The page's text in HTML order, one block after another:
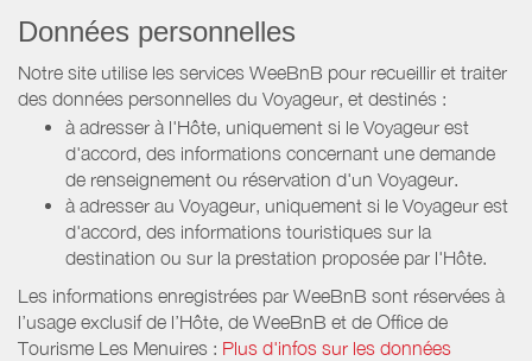
Données personnelles
Notre site utilise les services WeeBnB pour recueillir et traiter
des données personnelles du Voyageur, et destinés :
à adresser à l'Hôte, uniquement si le Voyageur est
d'accord, des informations concernant une demande
de renseignement ou réservation d'un Voyageur.
à adresser au Voyageur, uniquement si le Voyageur est
d'accord, des informations touristiques sur la
destination ou sur la prestation proposée par l'Hôte.
Les informations enregistrées par WeeBnB sont réservées à
l’usage exclusif de l’Hôte, de WeeBnB et de Office de
Tourisme Les Menuires : Plus d'infos sur les données